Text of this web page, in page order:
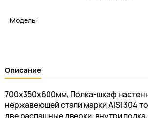
Модель:
Описание
700х350х600мм, Полка-шкаф
нержавеющей стали марки AISI 304
две распашные дверки, внутри